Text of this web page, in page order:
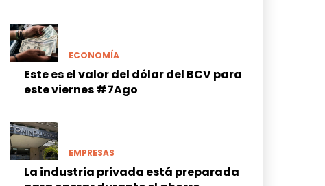
ECONOMÍA
Este es el valor del dólar del BCV para
este viernes #7Ago
EMPRESAS
La industria privada está preparada